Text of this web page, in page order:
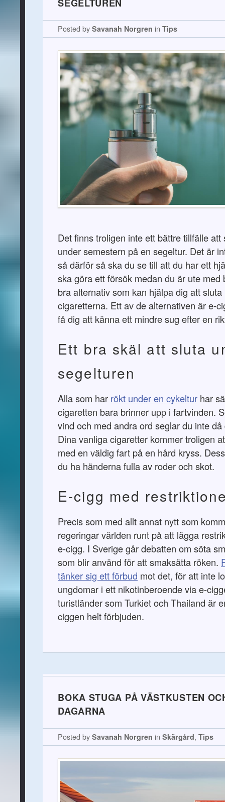
Posted bySavanah Norgren inTips
Det finns troligen inte ett bättre tillfälle att
under semestern på en segeltur. Det är
så därför så ska du se till att du har ett
ska göra ett försök medan du är ute med
bra alternativ som kan hjälpa dig att sluta
cigaretterna. Ett av de alternativen är e-
få dig att känna ett mindre sug efter en
Ett bra skäl att sluta
segelturen
Alla som har rökt under en cykeltur har
cigaretten bara brinner upp i fartvinden.
vind och med andra ord seglar du inte
Dina vanliga cigaretter kommer troligen
med en väldig fart på en hård kryss.
du ha händerna fulla av roder och skot.
E-cigg med
Precis som med allt annat nytt som
regeringar världen runt på att lägga
e-cigg. I Sverige går debatten om söta
som blir använd för att smaksätta röken.
tänker sig ett förbud mot det, för att inte
ungdomar i ett nikotinberoende via e-
turistländer som Turkiet och Thailand är
ciggen helt förbjuden.
BOKA STUGA PÅ VÄSTKUSTEN
DAGARNA
Posted bySavanah Norgren inSkärgård,Tips